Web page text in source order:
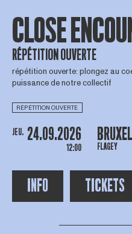
CLOSE
RÉPÉTITION OUVERTE
répétition ouverte: plongez au
puissance de notre collectif
RÉPÉTITION OUVERTE
JEU. 24.09.2026
12:00 FLAGEY
INFO TICKETS